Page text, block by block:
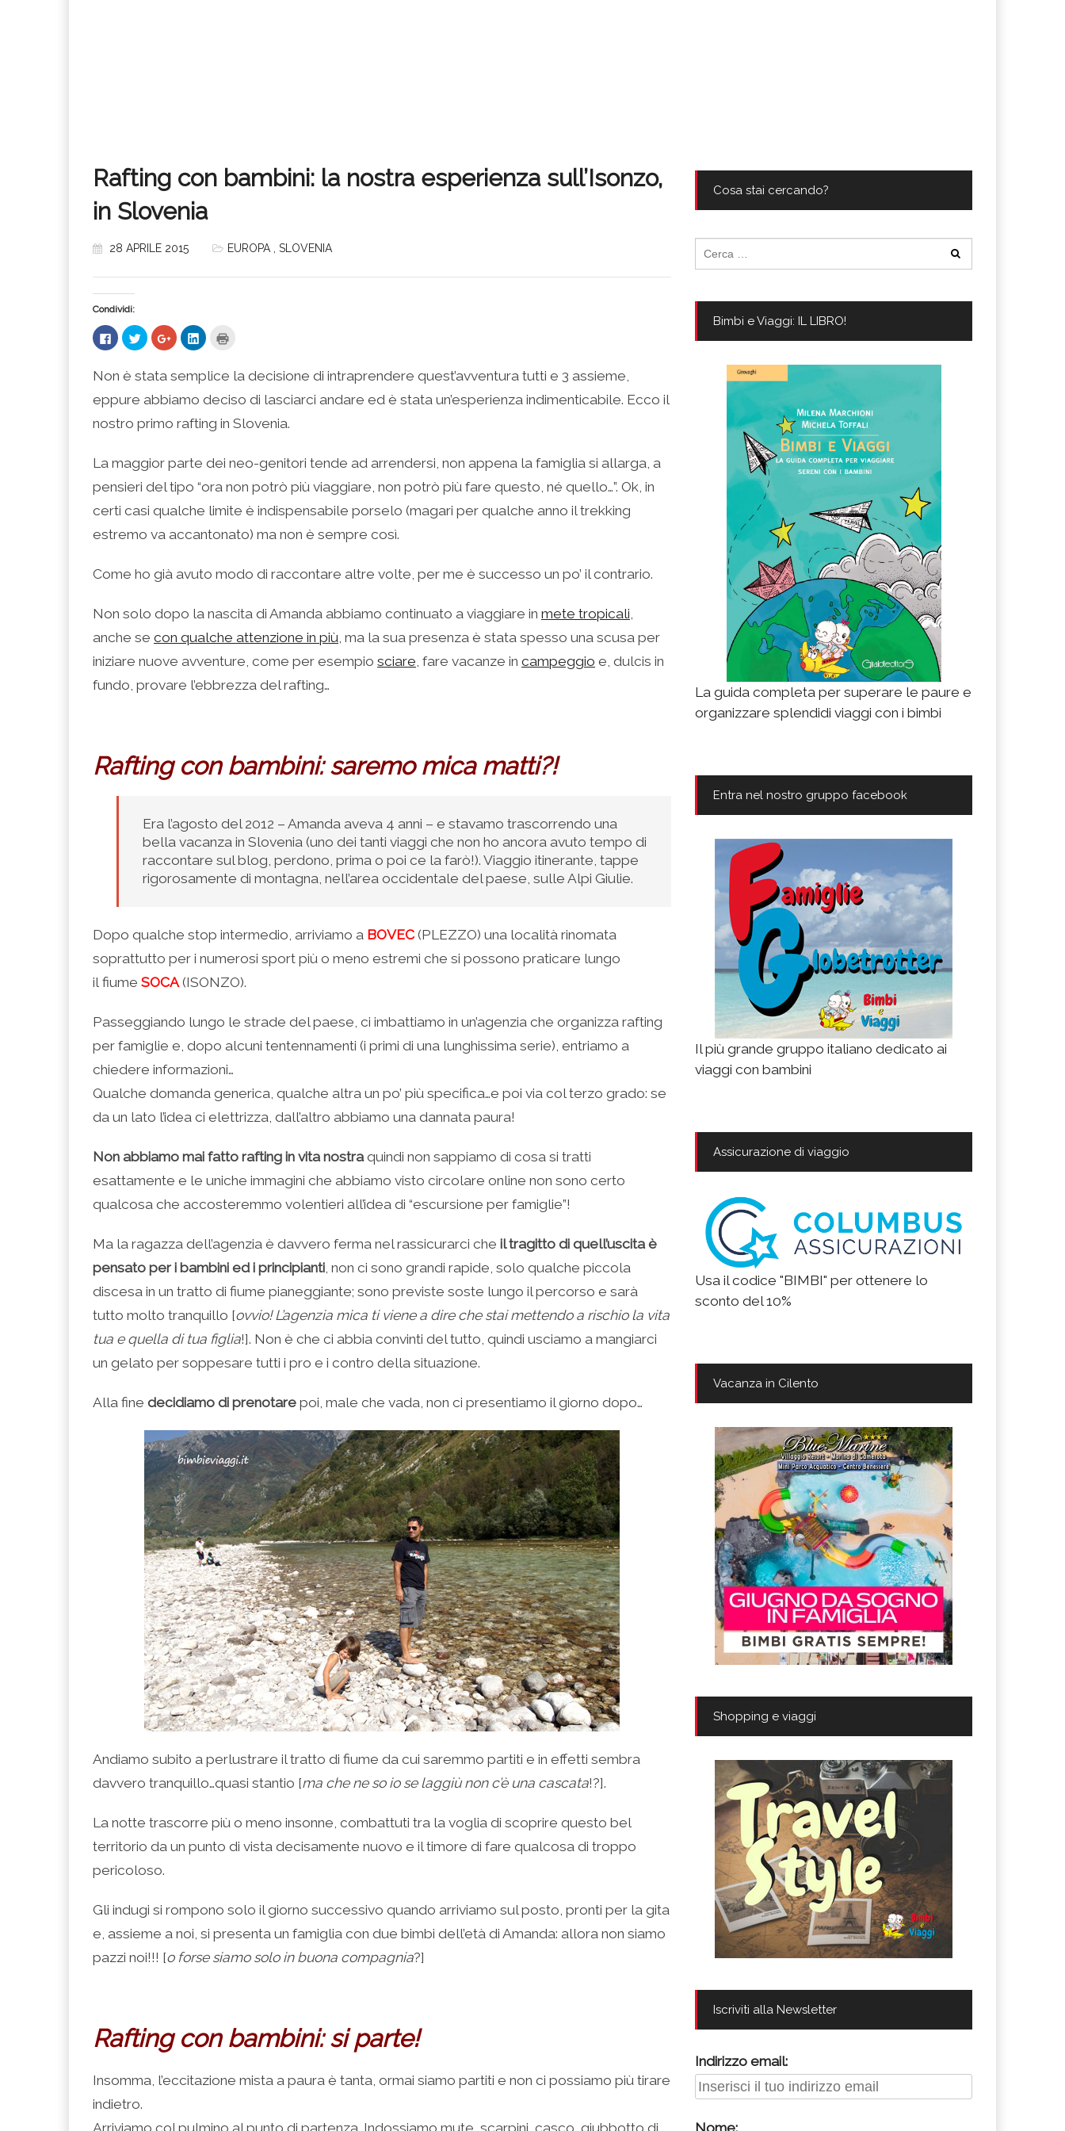
Rafting con bambini: la nostra esperienza sull’Isonzo,
in Slovenia
28 APRILE 2015 EUROPA SLOVENIA
Condividi:
Fai
clic
su
Facebook
apre
una
nuova
Fai
clic
condividere
su
Twitter
(Si
in
una
Fai
clic
condividere
su
(Si
in
una
Fai
clic
condividere
su
LinkedIn
(Si
in
una
stampare
(Si
in
nuova
finestra)
Non è stata semplice la decisione di intraprendere quest’avventura tutti e 3 assieme,
eppure abbiamo deciso di lasciarci andare ed è stata un’esperienza indimenticabile. Ecco il
nostro primo rafting in Slovenia.
La maggior parte dei neo-genitori tende ad arrendersi, non appena la famiglia si allarga, a
pensieri del tipo “ora non potrò più viaggiare, non potrò più fare questo, né quello…”. Ok, in
certi casi qualche limite è indispensabile porselo (magari per qualche anno il trekking
estremo va accantonato) ma non è sempre così.
Come ho già avuto modo di raccontare altre volte, per me è successo un po’ il contrario.
Non solo dopo la nascita di Amanda abbiamo continuato a viaggiare in mete tropicali
anche se con qualche attenzione in più , ma la sua presenza è stata spesso una scusa per
iniziare nuove avventure, come per esempio sciare , fare vacanze in campeggio e, dulcis in
fundo, provare l’ebbrezza del rafting…
Rafting con bambini: saremo mica matti?!
Era l’agosto del 2012 – Amanda aveva 4 anni – e stavamo trascorrendo una
bella vacanza in Slovenia (uno dei tanti viaggi che non ho ancora avuto tempo di
raccontare sul blog, perdono, prima o poi ce la farò!). Viaggio itinerante, tappe
rigorosamente di montagna, nell’area occidentale del paese, sulle Alpi Giulie.
Dopo qualche stop intermedio, arriviamo a BOVEC (PLEZZO) una località rinomata
soprattutto per i numerosi sport più o meno estremi che si possono praticare lungo
il fiume SOCA (ISONZO).
Passeggiando lungo le strade del paese, ci imbattiamo in un’agenzia che organizza rafting
per famiglie e, dopo alcuni tentennamenti (i primi di una lunghissima serie), entriamo a
chiedere informazioni…
Qualche domanda generica, qualche altra un po’ più specifica…e poi via col terzo grado: se
da un lato l’idea ci elettrizza, dall’altro abbiamo una dannata paura!
Non abbiamo mai fatto rafting in vita nostraquindi non sappiamo di cosa si tratti
esattamente e le uniche immagini che abbiamo visto circolare online non sono certo
qualcosa che accosteremmo volentieri all’idea di “escursione per famiglie”!
Ma la ragazza dell’agenzia è davvero ferma nel rassicurarci che il tragitto di quell’uscita è
pensato per i bambini ed i principianti , non ci sono grandi rapide, solo qualche piccola
discesa in un tratto di fiume pianeggiante; sono previste soste lungo il percorso e sarà
tutto molto tranquillo [ovvio! L’agenzia mica ti viene a dire che stai mettendo a rischio la vita
tua e quella di tua figlia!]. Non è che ci abbia convinti del tutto, quindi usciamo a mangiarci
un gelato per soppesare tutti i pro e i contro della situazione.
Alla fine decidiamo di prenotare poi, male che vada, non ci presentiamo il giorno dopo…
Andiamo subito a perlustrare il tratto di fiume da cui saremmo partiti e in effetti sembra
davvero tranquillo…quasi stantio [ma che ne so io se laggiù non c’è una cascata!?].
La notte trascorre più o meno insonne, combattuti tra la voglia di scoprire questo bel
territorio da un punto di vista decisamente nuovo e il timore di fare qualcosa di troppo
pericoloso.
Gli indugi si rompono solo il giorno successivo quando arriviamo sul posto, pronti per la gita
e, assieme a noi, si presenta un famiglia con due bimbi dell’età di Amanda: allora non siamo
pazzi noi!!! [o forse siamo solo in buona compagnia?]
Rafting con bambini: si parte!
Insomma, l’eccitazione mista a paura è tanta, ormai siamo partiti e non ci possiamo più tirare
indietro.
Arriviamo col pulmino al punto di partenza. Indossiamo mute, scarpini, casco, giubbotto di
Cosa stai cercando?
per:
Bimbi e Viaggi: IL LIBRO!
La guida completa per superare le paure e
organizzare splendidi viaggi con i bimbi
Entra nel nostro gruppo facebook
Il più grande gruppo italiano dedicato ai
viaggi con bambini
Assicurazione di viaggio
Usa il codice "BIMBI" per ottenere lo
sconto del 10%
Vacanza in Cilento
Shopping e viaggi
Iscriviti alla Newsletter
Indirizzo email: